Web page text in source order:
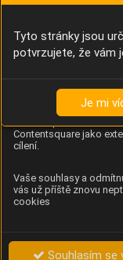
Díky němu příště
Identifikátor je zcela
Analýza chování
kliknutí, procházení
provozovateli e-shopu
Contentsquare jako
cílení.
Vaše souhlasy a
vás už příště znovu
cookies
Souhlasím se
Tyto stránky jsou
potvrzujete, že vám
Je mi